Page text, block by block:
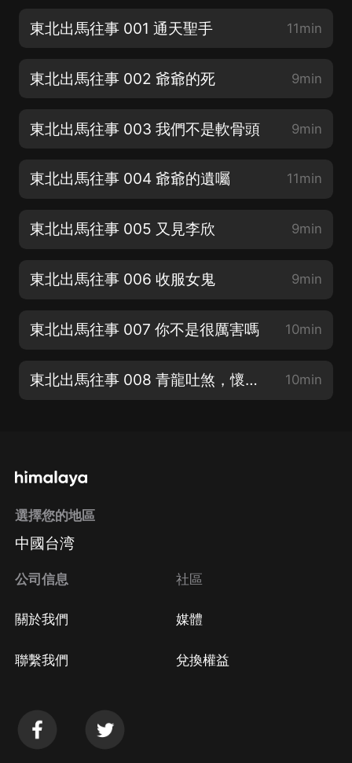
東北出馬往事 001 通天聖手 11min
東北出馬往事 002 爺爺的死 9min
東北出馬往事 003 我們不是軟骨頭 9min
東北出馬往事 004 爺爺的遺囑 11min
東北出馬往事 005 又見李欣 9min
東北出馬往事 006 收服女鬼 9min
東北出馬往事 007 你不是很厲害嗎 10min
東北出馬往事 008 青龍吐煞，懷中抱月 10min
選擇您的地區
中國台湾
公司信息
關於我們
聯繫我們
社區
媒體
兌換權益